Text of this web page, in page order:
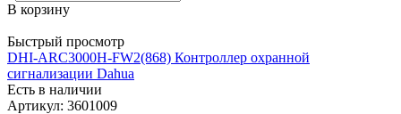
В корзину
Быстрый просмотр
DHI-ARC3000H-FW2(868) Контроллер охранной
сигнализации Dahua
Есть в наличии
Артикул: 3601009